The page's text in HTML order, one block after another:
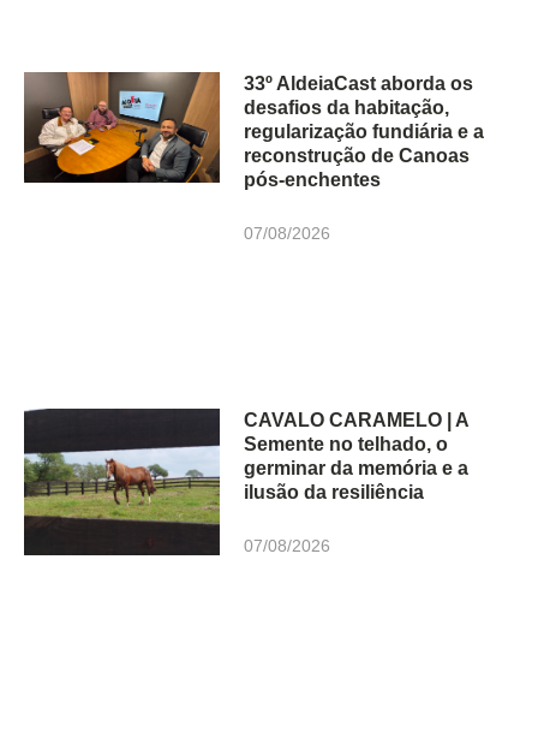
33º AldeiaCast aborda os
desafios da habitação,
regularização fundiária e a
reconstrução de Canoas
pós-enchentes
07/08/2026
CAVALO CARAMELO | A
Semente no telhado, o
germinar da memória e a
ilusão da resiliência
07/08/2026